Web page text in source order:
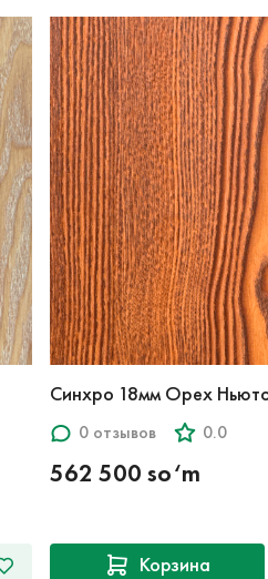
Синхро 18мм Орех
0 отзывов 0.0
562 500 so‘m
Корзина